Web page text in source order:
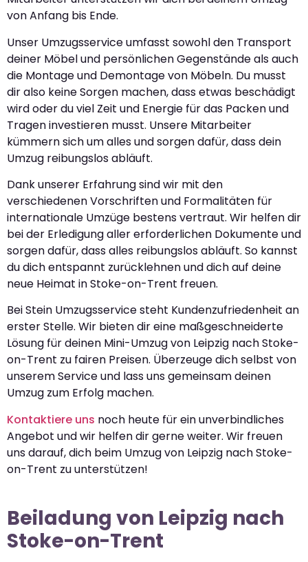
von Anfang bis Ende.
Unser Umzugsservice umfasst sowohl den Transport
deiner Möbel und persönlichen Gegenstände als auch
die Montage und Demontage von Möbeln. Du musst
dir also keine Sorgen machen, dass etwas beschädigt
wird oder du viel Zeit und Energie für das Packen und
Tragen investieren musst. Unsere Mitarbeiter
kümmern sich um alles und sorgen dafür, dass dein
Umzug reibungslos abläuft.
Dank unserer Erfahrung sind wir mit den
verschiedenen Vorschriften und Formalitäten für
internationale Umzüge bestens vertraut. Wir helfen dir
bei der Erledigung aller erforderlichen Dokumente und
sorgen dafür, dass alles reibungslos abläuft. So kannst
du dich entspannt zurücklehnen und dich auf deine
neue Heimat in Stoke-on-Trent freuen.
Bei Stein Umzugsservice steht Kundenzufriedenheit an
erster Stelle. Wir bieten dir eine maßgeschneiderte
Lösung für deinen Mini-Umzug von Leipzig nach Stoke-
on-Trent zu fairen Preisen. Überzeuge dich selbst von
unserem Service und lass uns gemeinsam deinen
Umzug zum Erfolg machen.
Kontaktiere uns noch heute für ein unverbindliches
Angebot und wir helfen dir gerne weiter. Wir freuen
uns darauf, dich beim Umzug von Leipzig nach Stoke-
on-Trent zu unterstützen!
Beiladung von Leipzig nach
Stoke-on-Trent